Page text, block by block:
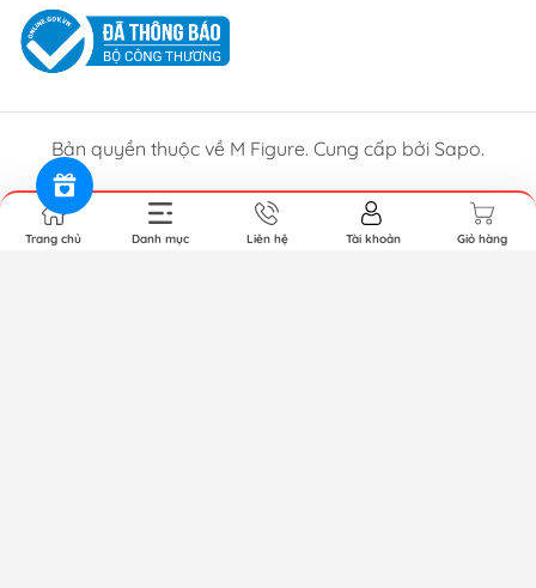
Bản quyền thuộc về M Figure. Cung cấp bởi Sapo.
Trang chủ Danh mục Liên hệ Tài khoản Giỏ hàng